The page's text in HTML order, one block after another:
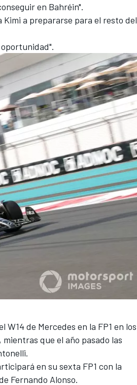
en Bahréin".
Kimi a prepararse para el resto del
de Mercedes en la FP1 en los
que el año pasado las
en su sexta FP1 con la
Fernando Alonso.